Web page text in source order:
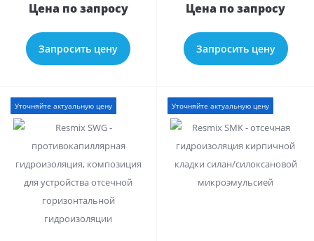
Цена по запросу
Запросить цену
Цена по запросу
Запросить цену
Уточняйте актуальную цену Уточняйте актуальную цену